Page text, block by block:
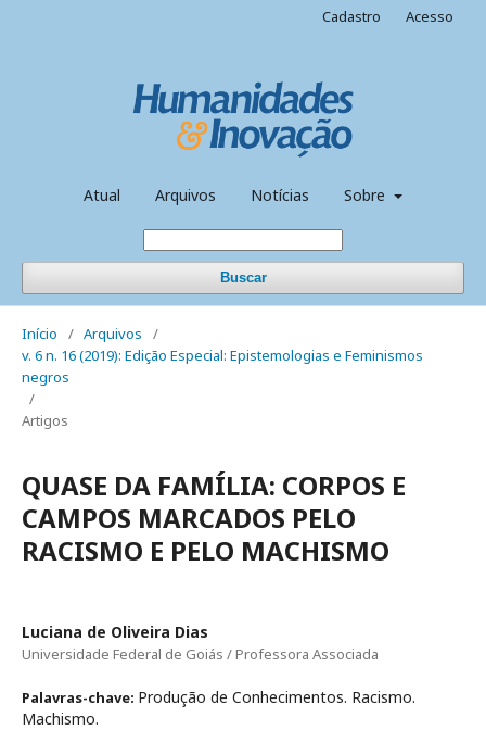
Atual Arquivos Notícias Sobre
Buscar
Cadastro Acesso
Início / Arquivos
/
v. 6 n. 16 (2019): Edição Especial: Epistemologias e Feminismos
negros
/
Artigos
QUASE DA FAMÍLIA: CORPOS E
CAMPOS MARCADOS PELO
RACISMO E PELO MACHISMO
Luciana de Oliveira Dias
Universidade Federal de Goiás / Professora Associada
Palavras-chave: Produção de Conhecimentos. Racismo.
Machismo.